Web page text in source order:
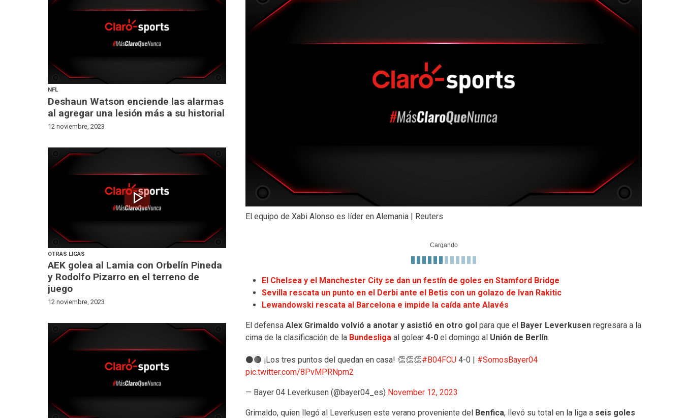
NFL
Deshaun Watson enciende las alarmas
al agregar una lesión más a su historial
12 noviembre, 2023
play_arrow
OTRAS LIGAS
AEK golea al Lamia con Orbelín Pineda
y Rodolfo Pizarro en el terreno de
juego
12 noviembre, 2023
El equipo de Xabi Alonso es líder en Alemania | Reuters
Cargando
El Chelsea y el Manchester City se dan un festín de goles en Stamford Bridge
Sevilla rescata un punto en el Derbi ante el Betis con un golazo de Ivan Rakitic
Lewandowski rescata al Barcelona e impide la caída ante Alavés
El defensa Alex Grimaldo volvió a anotar y asistió en otro gol para que el Bayer Leverkusenregresara a la
cima de la clasificación de la Bundesligaal golear4-0 el domingo al Unión de Berlín.
⚫️🔴 ¡Los tres puntos del quedan en casa! 👏👏👏#B04FCU4-0 | #SomosBayer04
pic.twitter.com/8PvMPRNpm2
— Bayer 04 Leverkusen (@bayer04_es) November 12, 2023
Grimaldo, quien llegó al Leverkusen este verano proveniente del Benfica, llevó su total en la liga a seis goles